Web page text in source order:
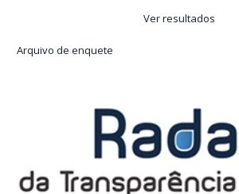
Ver resultados
Arquivo de enquete